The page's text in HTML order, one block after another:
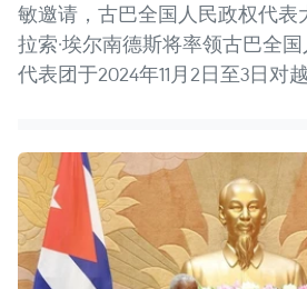
敏邀请，古巴全国人民政权代表
拉索·埃尔南德斯将率领古巴全
代表团于2024年11月2日至3日对